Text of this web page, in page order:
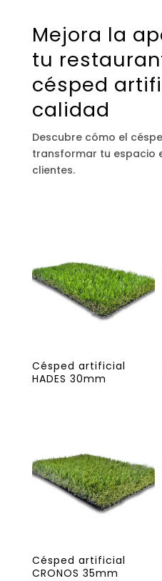
Mejora la
tu
césped
calidad
Descubre cómo el
transformar tu espacio
clientes.
Césped artificial
HADES 30mm
Césped artificial
CRONOS 35mm